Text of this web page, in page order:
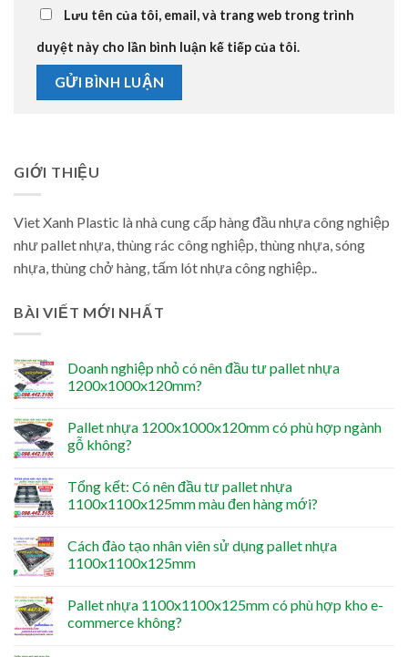
Lưu tên của tôi, email, và trang web trong trình
duyệt này cho lần bình luận kế tiếp của tôi.
GIỚI THIỆU
Viet Xanh Plastic là nhà cung cấp hàng đầu nhựa công nghiệp
như pallet nhựa, thùng rác công nghiệp, thùng nhựa, sóng
nhựa, thùng chở hàng, tấm lót nhựa công nghiệp..
BÀI VIẾT MỚI NHẤT
Doanh nghiệp nhỏ có nên đầu tư pallet nhựa
1200x1000x120mm?
Pallet nhựa 1200x1000x120mm có phù hợp ngành
gỗ không?
Tổng kết: Có nên đầu tư pallet nhựa
1100x1100x125mm màu đen hàng mới?
Cách đào tạo nhân viên sử dụng pallet nhựa
1100x1100x125mm
Pallet nhựa 1100x1100x125mm có phù hợp kho e-
commerce không?